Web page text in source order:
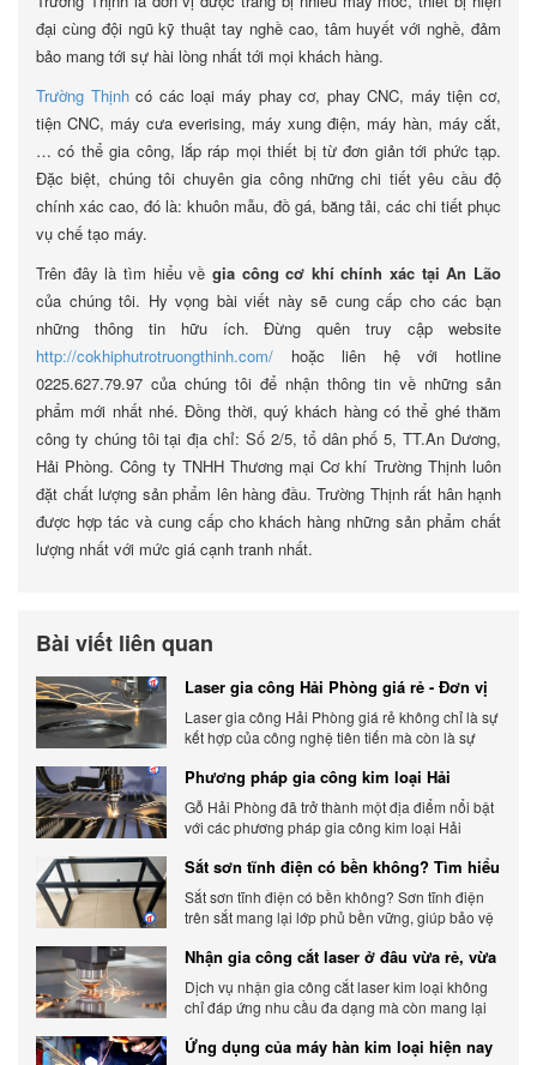
đại cùng đội ngũ kỹ thuật tay nghề cao, tâm huyết với nghề, đảm
bảo mang tới sự hài lòng nhất tới mọi khách hàng.
Trường Thịnhcó các loại máy phay cơ, phay CNC, máy tiện cơ,
tiện CNC, máy cưa everising, máy xung điện, máy hàn, máy cắt,
… có thể gia công, lắp ráp mọi thiết bị từ đơn giản tới phức tạp.
Đặc biệt, chúng tôi chuyên gia công những chi tiết yêu cầu độ
chính xác cao, đó là: khuôn mẫu, đồ gá, băng tải, các chi tiết phục
vụ chế tạo máy.
Trên đây là tìm hiểu về gia công cơ khí chính xác tại An Lão
của chúng tôi. Hy vọng bài viết này sẽ cung cấp cho các bạn
những thông tin hữu ích. Đừng quên truy cập website
http://cokhiphutrotruongthinh.com/ hoặc liên hệ với hotline
0225.627.79.97 của chúng tôi để nhận thông tin về những sản
phẩm mới nhất nhé. Đồng thời, quý khách hàng có thể ghé thăm
công ty chúng tôi tại địa chỉ: Số 2/5, tổ dân phố 5, TT.An Dương,
Hải Phòng. Công ty TNHH Thương mại Cơ khí Trường Thịnh luôn
đặt chất lượng sản phẩm lên hàng đầu. Trường Thịnh rất hân hạnh
được hợp tác và cung cấp cho khách hàng những sản phẩm chất
lượng nhất với mức giá cạnh tranh nhất.
Bài viết liên quan
Laser gia công Hải Phòng giá rẻ - Đơn vị
gia công báo giá chính xác
Laser gia công Hải Phòng giá rẻ không chỉ là sự
kết hợp của công nghệ tiên tiến mà còn là sự
khách hàng. Xem ngay nhé.
Phương pháp gia công kim loại Hải
Phòng phổ biến hiện nay
Gỗ Hải Phòng đã trở thành một địa điểm nổi bật
với các phương pháp gia công kim loại Hải
Sắt sơn tĩnh điện có bền không? Tìm hiểu
chi tiết
Sắt sơn tĩnh điện có bền không? Sơn tĩnh điện
trên sắt mang lại lớp phủ bền vững, giúp bảo vệ
động bên ngoài.
Nhận gia công cắt laser ở đâu vừa rẻ, vừa
chất lượng
Dịch vụ nhận gia công cắt laser kim loại không
chỉ đáp ứng nhu cầu đa dạng mà còn mang lại
Ứng dụng của máy hàn kim loại hiện nay